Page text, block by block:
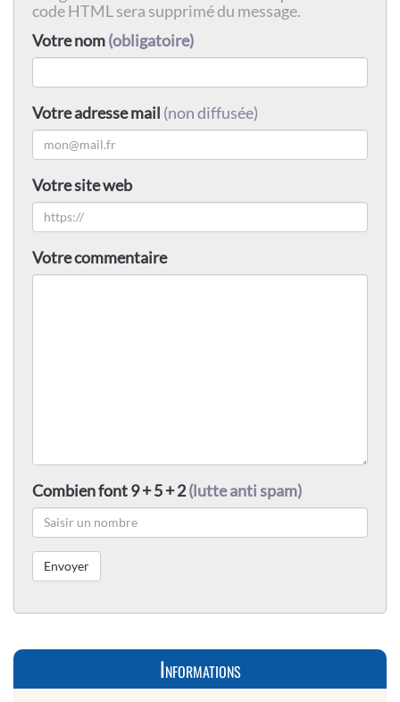
code HTML sera supprimé du message.
Votre nom(obligatoire)
Votre adresse mail (non diffusée)
Votre site web
Votre commentaire
Combien font 9 + 5 + 2(lutte anti spam)
Informations